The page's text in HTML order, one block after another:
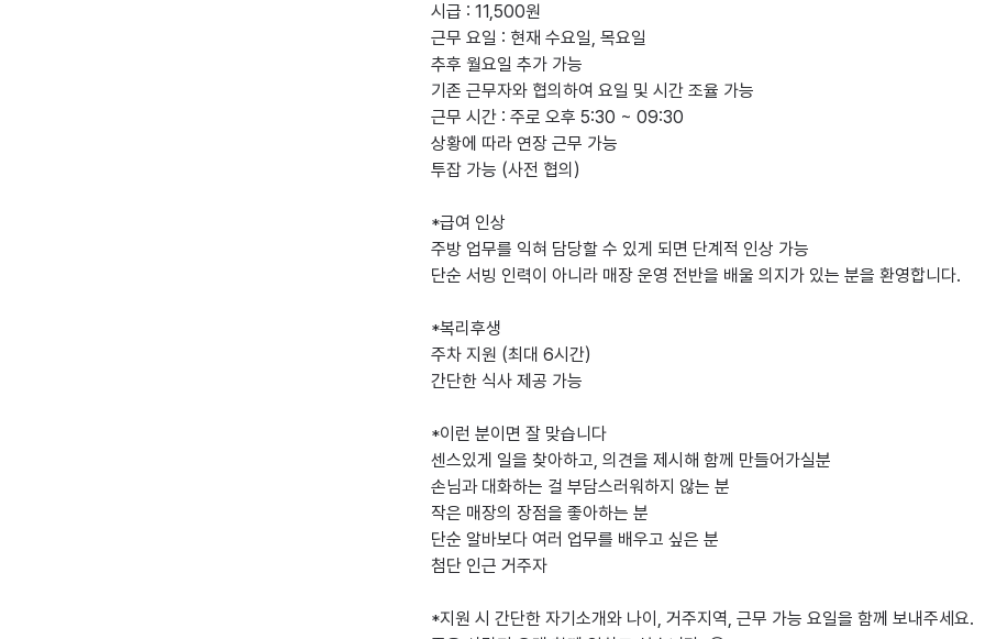
시급 : 11,500원
근무 요일 : 현재 수요일, 목요일
추후 월요일 추가 가능
기존 근무자와 협의하여 요일 및 시간 조율 가능
근무 시간 : 주로 오후 5:30 ~ 09:30
상황에 따라 연장 근무 가능
투잡 가능 (사전 협의)
*급여 인상
주방 업무를 익혀 담당할 수 있게 되면 단계적 인상 가능
단순 서빙 인력이 아니라 매장 운영 전반을 배울 의지가 있는 분을 환영합니다.
*복리후생
주차 지원 (최대 6시간)
간단한 식사 제공 가능
*이런 분이면 잘 맞습니다
센스있게 일을 찾아하고, 의견을 제시해 함께 만들어가실분
손님과 대화하는 걸 부담스러워하지 않는 분
작은 매장의 장점을 좋아하는 분
단순 알바보다 여러 업무를 배우고 싶은 분
첨단 인근 거주자
*지원 시 간단한 자기소개와 나이, 거주지역, 근무 가능 요일을 함께 보내주세요.